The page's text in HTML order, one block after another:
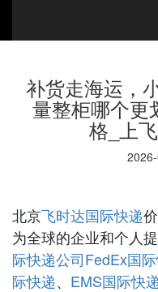
补货走海运，
量整柜哪个更
格_上
北京 飞时达国际快递
为全球的企业和个人
际快递公司FedEx国
际快递 、 EMS国际快递